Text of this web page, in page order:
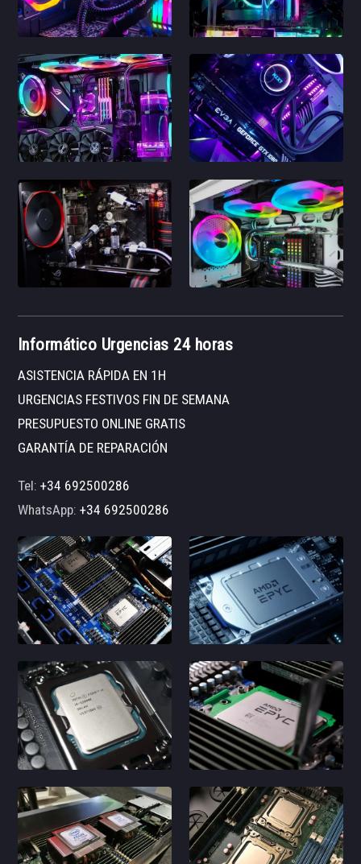
Informático Urgencias 24 horas
ASISTENCIA RÁPIDA EN 1H
URGENCIAS FESTIVOS FIN DE SEMANA
PRESUPUESTO ONLINE GRATIS
GARANTÍA DE REPARACIÓN
Tel:+34 692500286
WhatsApp:+34 692500286